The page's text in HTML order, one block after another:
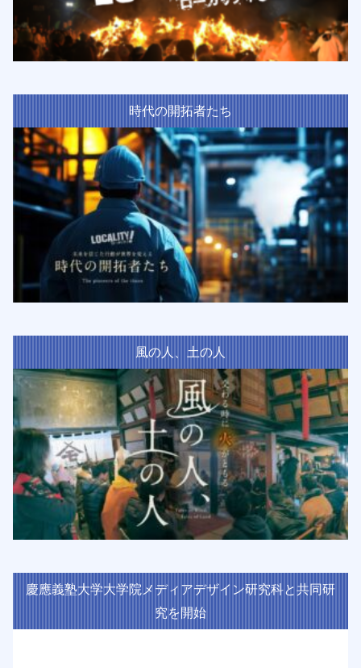
時代の開拓者たち
風の人、土の人
慶應義塾大学大学院メディアデザイン研究科と共同研
究を開始